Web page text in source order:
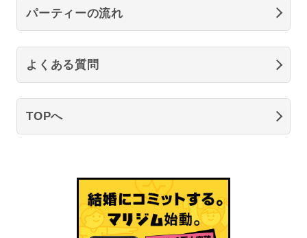
パーティーの流れ
よくある質問
TOPへ